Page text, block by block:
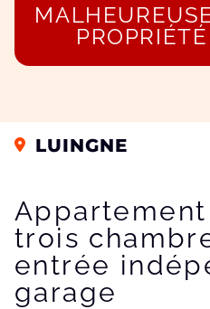
LUINGNE
Appartement
trois
entrée
garage